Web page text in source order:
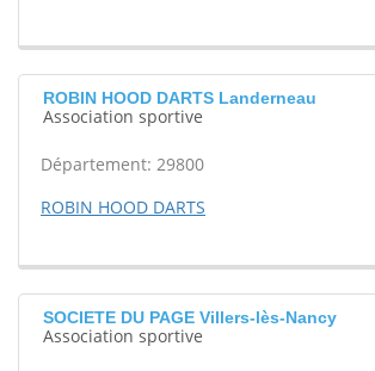
ROBIN HOOD DARTS Landerneau
Association sportive
Département: 29800
ROBIN HOOD DARTS
SOCIETE DU PAGE Villers-lès-Nancy
Association sportive